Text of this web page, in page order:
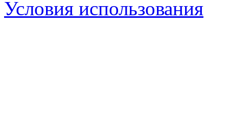
Условия использования